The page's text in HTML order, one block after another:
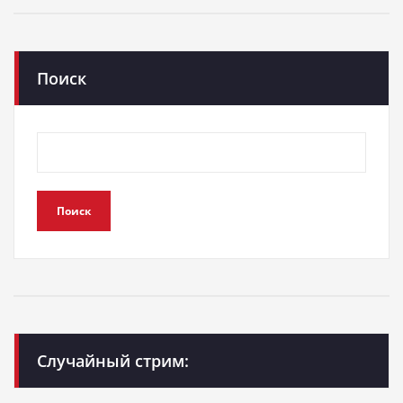
Поиск
Поиск
Случайный стрим: